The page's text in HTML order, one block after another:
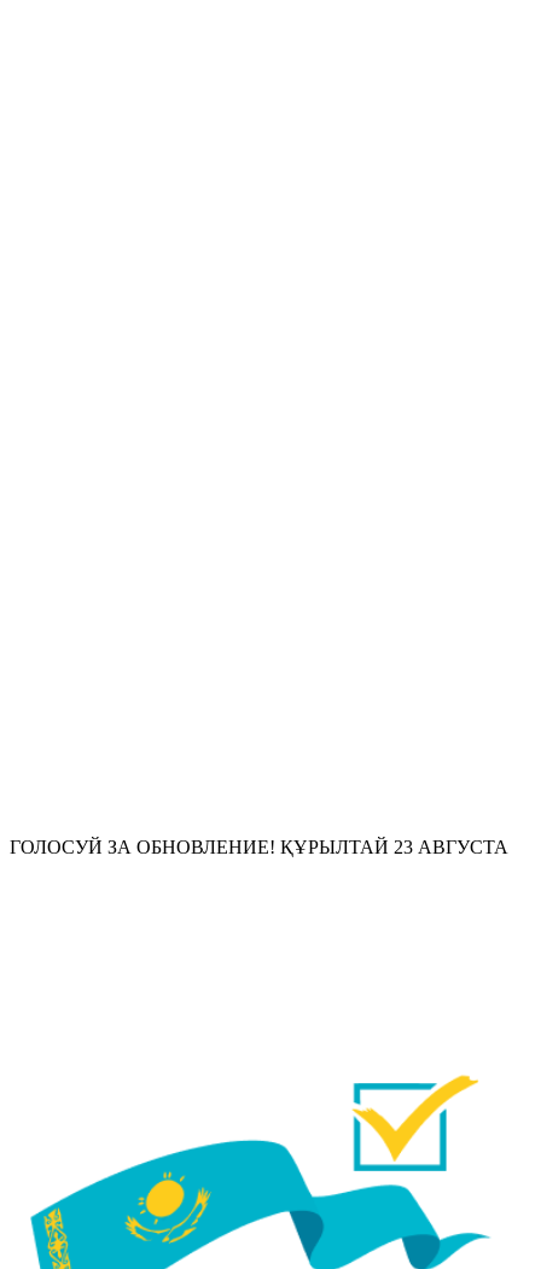
ГОЛОСУЙ ЗА ОБНОВЛЕНИЕ! ҚҰРЫЛТАЙ 23 АВГУСТА